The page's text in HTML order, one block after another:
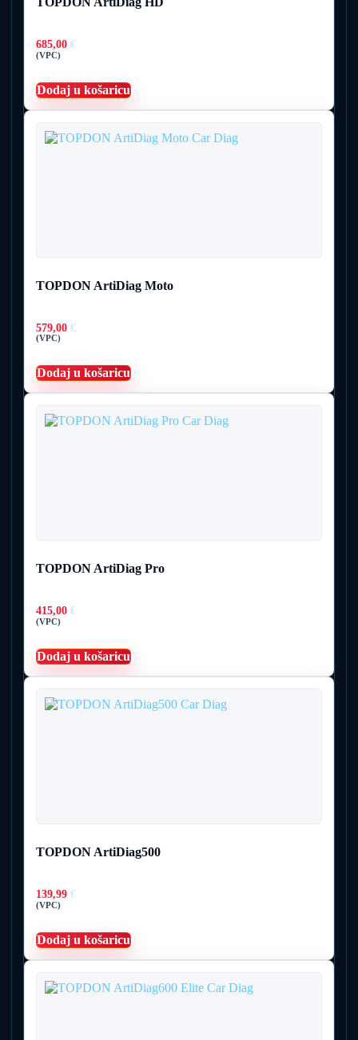
685,00 €
(VPC)
Dodaj u košaricu
TOPDON ArtiDiag Moto
579,00 €
(VPC)
Dodaj u košaricu
TOPDON ArtiDiag Pro
415,00 €
(VPC)
Dodaj u košaricu
TOPDON ArtiDiag500
139,99 €
(VPC)
Dodaj u košaricu